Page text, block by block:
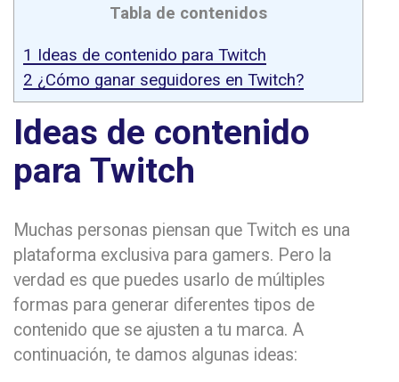
Tabla de contenidos
1 Ideas de contenido para Twitch
2 ¿Cómo ganar seguidores en Twitch?
Ideas de contenido
para Twitch
Muchas personas piensan que Twitch es una
plataforma exclusiva para gamers. Pero la
verdad es que puedes usarlo de múltiples
formas para generar diferentes tipos de
contenido que se ajusten a tu marca. A
continuación, te damos algunas ideas: